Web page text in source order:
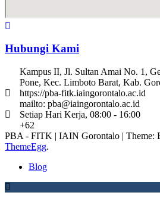
Hubungi Kami
Kampus II, Jl. Sultan Amai No. 1,
Pone, Kec. Limboto Barat, Kab.
https://pba-fitk.iaingorontalo.ac.id
mailto: pba@iaingorontalo.ac.id
Setiap Hari Kerja, 08:00 - 16:00
+62
PBA - FITK | IAIN Gorontalo | Theme:
ThemeEgg.
Blog